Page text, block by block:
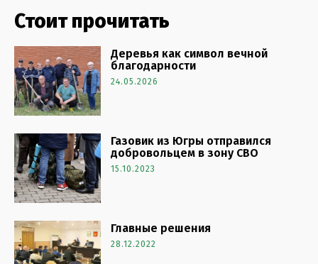
Стоит прочитать
Деревья как символ вечной
благодарности
24.05.2026
Газовик из Югры отправился
добровольцем в зону СВО
15.10.2023
Главные решения
28.12.2022